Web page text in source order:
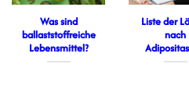
Was sind
ballaststoffreiche
Lebensmittel?
Liste der
nach